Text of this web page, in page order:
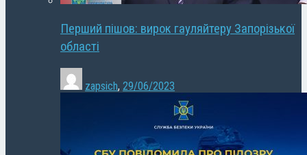
Перший пішов: вирок гауляйтеру Запорізької
області
zapsich, 29/06/2023